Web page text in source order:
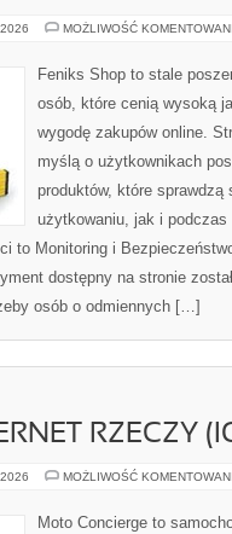
MOŻLIWOŚĆ
Feniks Shop to stale
osób, które cenią wysoką
wygodę zakupów online.
myślą o użytkownikach
produktów, które
użytkowaniu, jak i podczas
to Monitoring i
dostępny na stronie
osób o odmiennych […]
RZECZY
MOŻLIWOŚĆ
Moto Concierge to